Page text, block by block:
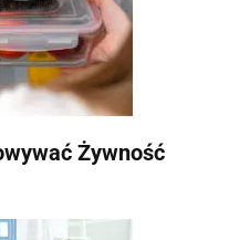
Żywność